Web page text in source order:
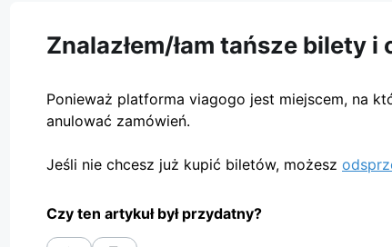
Znalazłem/łam tańsze bilety
Ponieważ platforma viagogo jest miejscem, na
anulować zamówień.
Jeśli nie chcesz już kupić biletów, możesz
Czy ten artykuł był przydatny?